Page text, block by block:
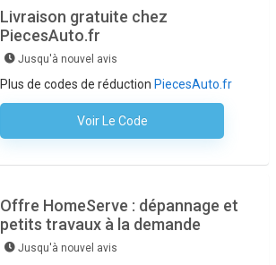
Livraison gratuite chez
PiecesAuto.fr
Jusqu'à nouvel avis
Plus de codes de réduction PiecesAuto.fr
Voir Le Code
Aucun Code N'est Nécessaire
Offre HomeServe : dépannage et
petits travaux à la demande
Jusqu'à nouvel avis